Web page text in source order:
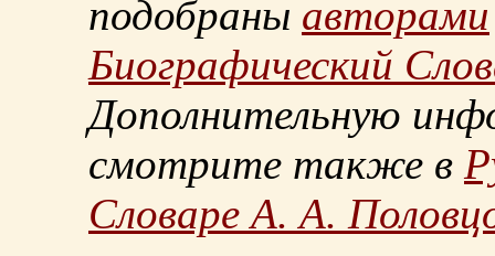
подобраны авторами
Биографический
Дополнительную
смотрите также в
Словаре А. А.